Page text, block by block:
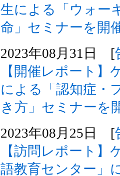
生による「ウォー
命」セミナーを開
2023年08月31日 [
【開催レポート】
による「認知症・
き方」セミナーを
2023年08月25日 [
【訪問レポート】
語教育センター」